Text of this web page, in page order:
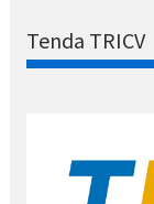
Tenda TRICV